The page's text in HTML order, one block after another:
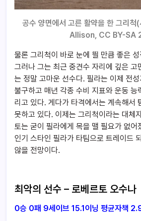
공수 양면에서 고른 활약을 한 그리척
Allison, CC BY-SA
물론 그리척이 바로 눈에 띌 만큼 좋은
그러나 그는 최근 중견수 자리에 깊은 고
는 정말 고마운 선수다. 필라는 이제 전
불구하고 매년 각종 수비 지표와 운동 능
리고 있다. 게다가 타격에서는 계속해서
못하고 있다. 이제는 그리척이라는 대체
토는 굳이 필라에게 목을 맬 필요가 없어
인기 스타인 필라가 타팀으로 트레이드
않을 전망이다.
최악의 선수 – 로베르토 오수나
0승 0패 9세이브 15.1이닝 평균자책